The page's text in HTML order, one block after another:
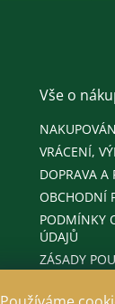
Vše o
VRÁCENÍ,
DOPRAVA A
OBCHODNÍ
PODMÍNKY
ÚDAJŮ
ZÁSADY